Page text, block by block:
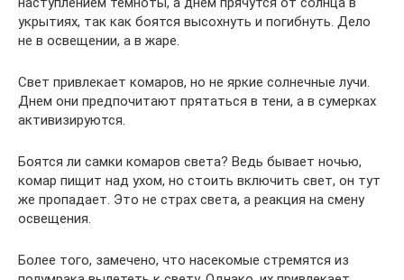
укрытиях, так как боятся высохнуть и погибнуть. Дело
не в освещении, а в жаре.
Свет привлекает комаров, но не яркие солнечные лучи.
Днем они предпочитают прятаться в тени, а в сумерках
активизируются.
Боятся ли самки комаров света? Ведь бывает ночью,
комар пищит над ухом, но стоить включить свет, он тут
же пропадает. Это не страх света, а реакция на смену
освещения.
Более того, замечено, что насекомые стремятся из